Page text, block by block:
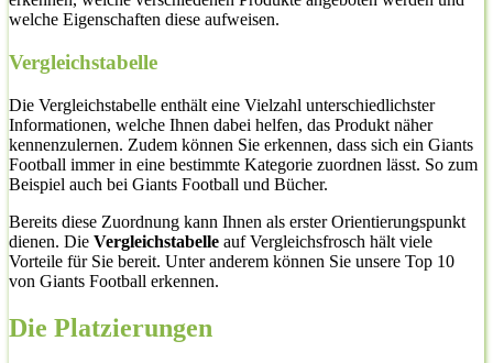
welche Eigenschaften diese aufweisen.
Vergleichstabelle
Die Vergleichstabelle enthält eine Vielzahl unterschiedlichster
Informationen, welche Ihnen dabei helfen, das Produkt näher
kennenzulernen. Zudem können Sie erkennen, dass sich ein Giants
Football immer in eine bestimmte Kategorie zuordnen lässt. So zum
Beispiel auch bei Giants Football und Bücher.
Bereits diese Zuordnung kann Ihnen als erster Orientierungspunkt
dienen. Die Vergleichstabelle auf Vergleichsfrosch hält viele
Vorteile für Sie bereit. Unter anderem können Sie unsere Top 10
von Giants Football erkennen.
Die Platzierungen